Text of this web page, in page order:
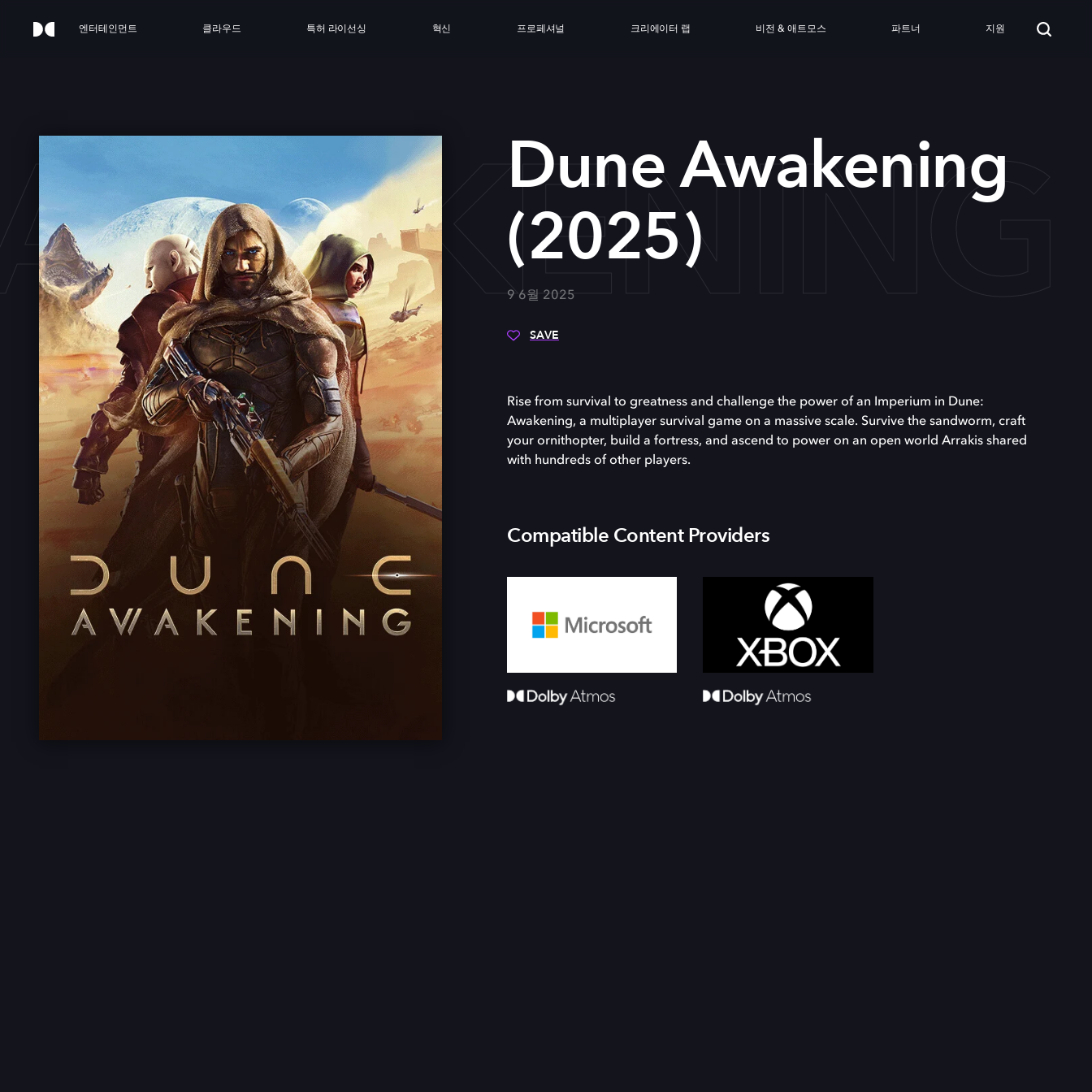
엔터테인먼트 클라우드 특허 라이선싱 혁신 프로페셔널 크리에이터 랩 비전 & 애트모스 파트너 지원
Dune Awakening
(2025)
9 6월 2025
SAVE
Rise from survival to greatness and challenge the power of an Imperium in Dune:
Awakening, a multiplayer survival game on a massive scale. Survive the sandworm, craft
your ornithopter, build a fortress, and ascend to power on an open world Arrakis shared
with hundreds of other players.
Compatible Content Providers